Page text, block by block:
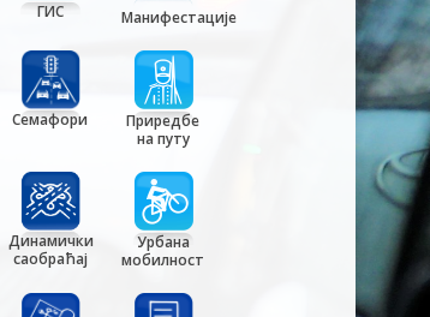
ГИС Манифестације
Семафори
Приредбе
на путу
Динамички
саобраћај
Урбана
мобилност